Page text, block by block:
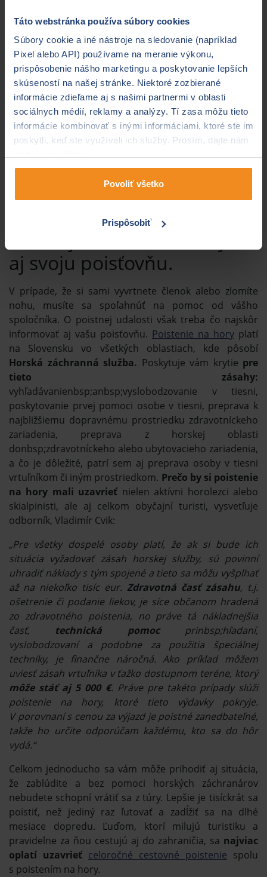
Táto webstránka používa súbory cookies
Súbory cookie a iné nástroje na sledovanie (napríklad
Pixel alebo API) používame na meranie výkonu,
prispôsobenie nášho marketingu a poskytovanie lepších
skúseností na našej stránke. Niektoré zozbierané
informácie zdieľame aj s našimi partnermi v oblasti
sociálnych médií, reklamy a analýzy. Tí zasa môžu tieto
informácie kombinovať s inými informáciami, ktoré ste im
poskytli, keď ste využívali ich služby. Prosím, dajte nám
Povoliť všetko
Prispôsobiť
4. Snažte sa zabrániť
dehydratácii zraneného.
Pri podozrení na vážnejšie zranenie nedávajte
zranenému piť, ale ovlažte mu pery. Príchod
záchranárov môže trvať dlho kvôli sťaženým
podmienkam terénu, ale ak neviete, čo zranenému
presne je, v žiadnom prípade munedávajte tekutiny
vo veľkom množstve alebo jedlo. Ak ste si istí, že ide
5. Ste sám zranený? Po
aj svoju poisťovňu.
V prípade, že si sami vyvrtnete členok alebo zlomíte
nohu, musíte sa spoľahnúť na pomoc od vášho
spoločníka. O poistnej udalosti však treba čo najskôr
informovať aj vašu poisťovňu. Poistenie na hory platí
na Slovensku vo všetkých oblastiach, kde pôsobí
Horská záchranná služba. Poskytuje vám krytie pre
tieto zásahy:
vyhľadávanienbsp;anbsp;vyslobodzovanie v tiesni,
poskytovanie prvej pomoci osobe v tiesni, preprava k
najbližšiemu dopravnému prostriedku zdravotníckeho
zariadenia, preprava z horskej oblasti
donbsp;zdravotníckeho alebo ubytovacieho zariadenia,
a čo je dôležité, patrí sem aj preprava osoby v tiesni
vrtuľníkom či iným prostriedkom. Prečo by si poistenie
na hory mali uzavrieť nielen aktívni horolezci alebo
skialpinisti, ale aj celkom obyčajní turisti, vysvetľuje
odborník, Vladimír Cvik:
„Pre všetky dospelé osoby platí, že ak si bude ich
situácia vyžadovať zásah horskej služby, sú povinní
uhradiť náklady s tým spojené a tieto sa môžu vyšplhať
až na niekoľko tisíc eur. Zdravotná časť zásahu, t.j.
ošetrenie či podanie liekov, je síce občanom hradená
zo zdravotného poistenia, no práve tá nákladnejšia
časť, technická pomocprinbsp;hľadaní,
vyslobodzovaní a podobne za použitia špeciálnej
techniky, je finančne náročná. Ako príklad môžem
uviesť zásah vrtuľníka v ťažko dostupnom teréne, ktorý
môže stáť aj 5 000 €. Práve pre takéto prípady slúži
poistenie na hory, ktoré tieto výdavky pokryje.
V porovnaní s cenou za výjazd je poistné zanedbateľné,
takže ho určite odporúčam každému, kto sa do hôr
vydá.“
Celkom jednoducho sa vám môže prihodiť aj situácia,
že zablúdite a bez pomoci horských záchranárov
nebudete schopní vrátiť sa z túry. Lepšie je tisíckrát sa
poistiť, než jediný raz ľutovať a zadĺžiť sa na dlhé
mesiace dopredu. Ľuďom, ktorí milujú turistiku a
pravidelne za ňou cestujú aj do zahraničia, sa najviac
oplatí uzavrieť celoročné cestovné poistenie spolu
s poistením na hory.